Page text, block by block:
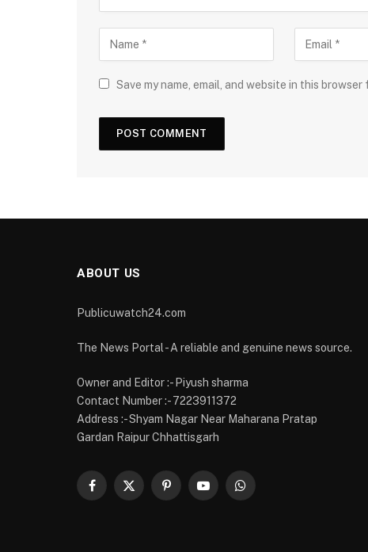
Save my name, email, and website in this
ABOUT US
Publicuwatch24.com
The News Portal - A reliable and genuine news source.
Owner and Editor :- Piyush sharma
Contact Number :- 7223911372
Gardan Raipur Chhattisgarh